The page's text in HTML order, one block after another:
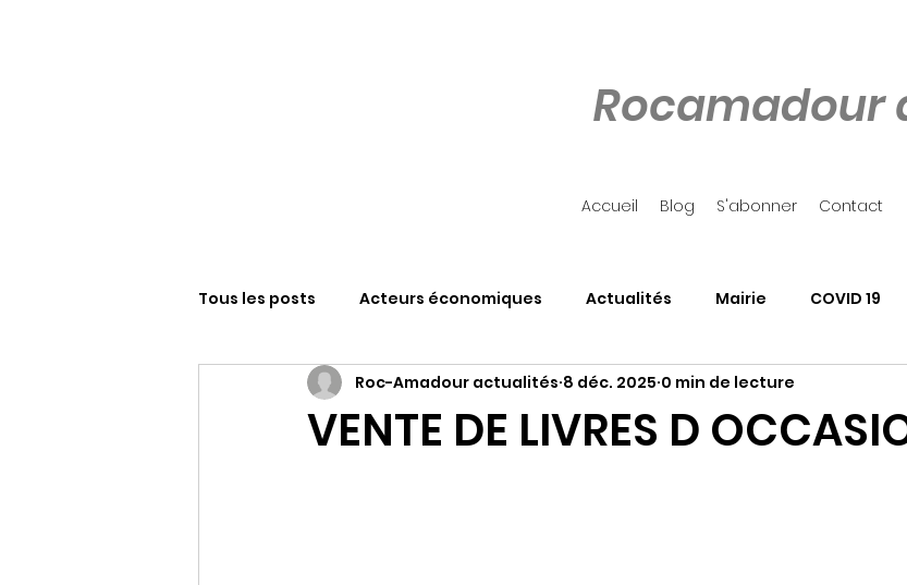
Rocamadour
Accueil Blog S'abonner Contact
Tous les posts Acteurs économiques Actualités Mairie COVID 19
Sanctuaire N-D de Roc-Amadour Côté Rocher Associations
VENTE DE LIVRES D
Roc-Amadour actualités 8 déc. 2025 0 min de lecture